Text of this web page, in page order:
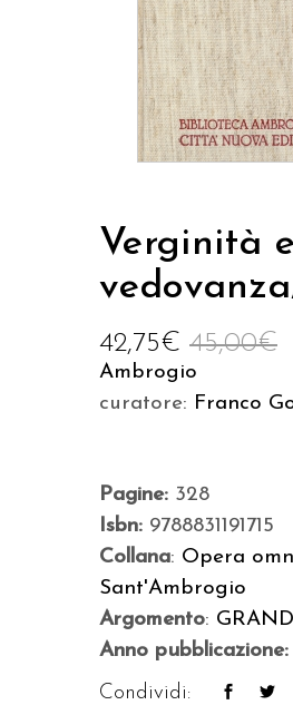
Verginità e
45,00€
42,75€
Ambrogio
curatore: Franco
Pagine: 328
Isbn: 9788831191715
Collana: Opera
Sant'Ambrogio
Argomento:
Anno pubblicazione:
Condividi: